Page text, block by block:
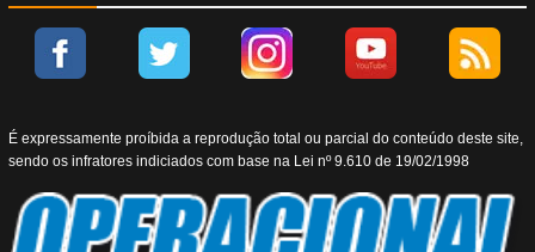
É expressamente proíbida a reprodução total ou parcial do conteúdo deste site,
sendo os infratores indiciados com base na Lei nº 9.610 de 19/02/1998